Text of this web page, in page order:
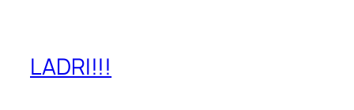
LADRI!!!